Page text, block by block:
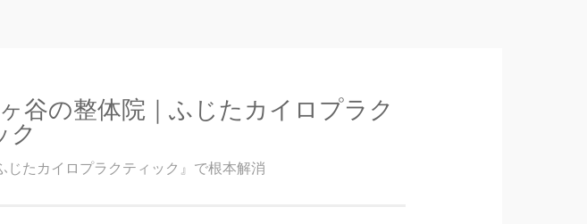
谷の整体院｜ふじたカイロプラク
ク
たカイロプラクティック』で根本解消